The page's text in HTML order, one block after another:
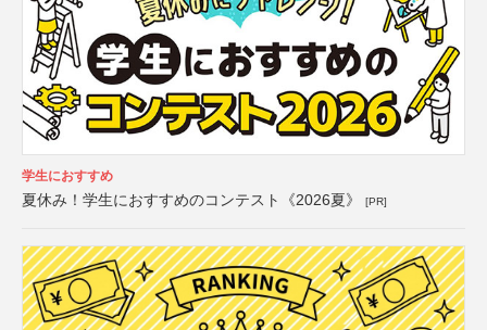
学生におすすめ
夏休み！学生におすすめのコンテスト《2026夏》 [PR]